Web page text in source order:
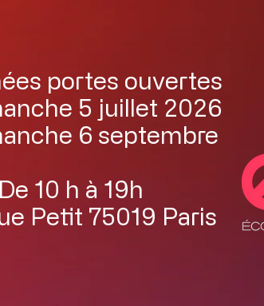
portes ouvertes
5 juillet 2026
6 septembre
h à 19h
Petit 75019 Paris